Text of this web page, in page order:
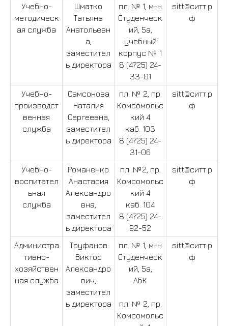
Студенту
Учебно-
методическ
ая служба
Шматко
Татьяна
Анатольевн
а,
заместител
ь директора
пл. № 1, м-н
Студенческ
ий, 5а,
учебный
корпус № 1
8 (4725) 24-
33-01
sitt@ситт.р
ф
Учебно-
производст
венная
служба
Самсонова
Наталия
Сергеевна,
заместител
ь директора
пл. № 2, пр.
Комсомольс
кий 4
каб. 103
8 (4725) 24-
31-06
sitt@ситт.р
ф
Учебно-
воспитател
ьная
служба
Романенко
Анастасия
Александро
вна,
заместител
ь директора
пл. №2, пр.
Комсомольс
кий 4
каб. 104
8 (4725) 24-
92-52
sitt@ситт.р
ф
Администра
тивно-
хозяйствен
ная служба
Труфанов
Виктор
Александро
вич,
заместител
ь директора
пл. № 1, м-н
Студенческ
ий, 5а,
АБК
пл. № 2, пр.
Комсомольс
sitt@ситт.р
ф
©Старооскольский
индустриально-